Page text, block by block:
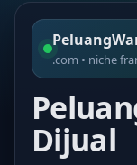
.com • niche
Dijual